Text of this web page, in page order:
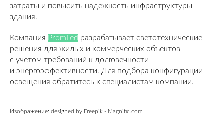
затраты и повысить надежность инфраструктуры
здания.
Компания PromLed разрабатывает светотехнические
решения для жилых и коммерческих объектов
с учетом требований к долговечности
и энергоэффективности. Для подбора конфигурации
освещения обратитесь к специалистам компании.
Изображение: designed by Freepik - Magnific.com